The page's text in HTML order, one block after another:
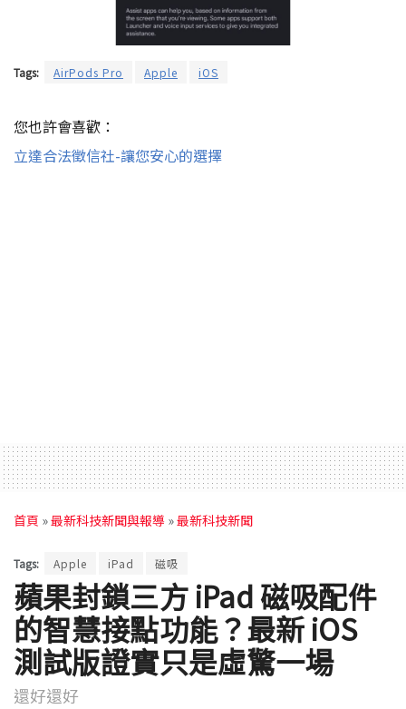
Tags: AirPods Pro Apple iOS
您也許會喜歡：
立達合法徵信社-讓您安心的選擇
首頁 »最新科技新聞與報導 »最新科技新聞
Tags: Apple iPad 磁吸
蘋果封鎖三方 iPad 磁吸配件
的智慧接點功能？最新 iOS
測試版證實只是虛驚一場
還好還好